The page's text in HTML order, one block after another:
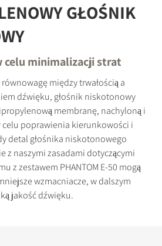
GŁOŚNIK
celu minimalizacji strat
między trwałością a
dźwięku, głośnik niskotonowy
membranę, nachyloną i
poprawienia kierunkowości i
detal głośnika niskotonowego
z naszymi zasadami dotyczącymi
z zestawem PHANTOM E-50 mogą
wzmacniacze, w dalszym
jakość dźwięku.